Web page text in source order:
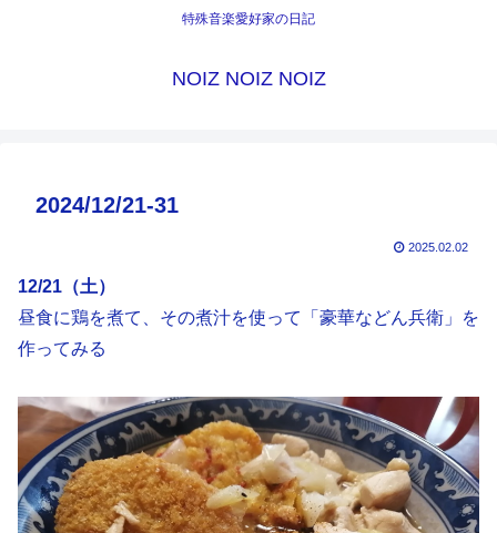
特殊音楽愛好家の日記
NOIZ NOIZ NOIZ
2024/12/21-31
2025.02.02
12/21（土）
昼食に鶏を煮て、その煮汁を使って「豪華などん兵衛」を
作ってみる